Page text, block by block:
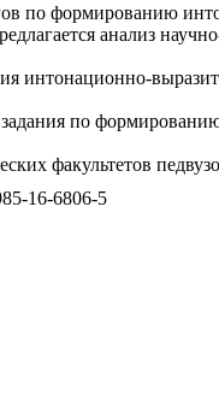
по формированию
анализ
интонационно-
по
факультетов
16-6806-5